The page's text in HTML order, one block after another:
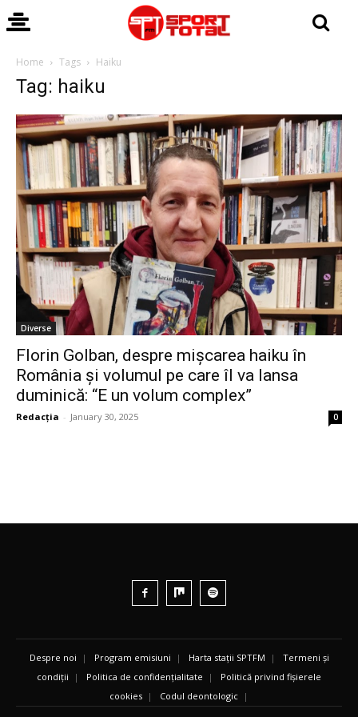
Home Tags Haiku
Tag: haiku
Diverse
Florin Golban, despre mișcarea haiku în
România și volumul pe care îl va lansa
duminică: “E un volum complex”
Redacția - January 30, 2025 0
Despre noi | Program emisiuni | Harta stații SPTFM | Termeni și
condiții | Politica de confidențialitate | Politică privind fișierele
cookies | Codul deontologic |